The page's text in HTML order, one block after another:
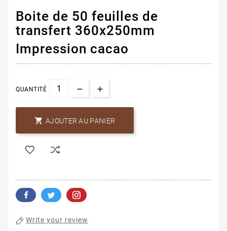
Boite de 50 feuilles de
transfert 360x250mm
Impression cacao
QUANTITÉ
 AJOUTER AU PANIER
Write your review